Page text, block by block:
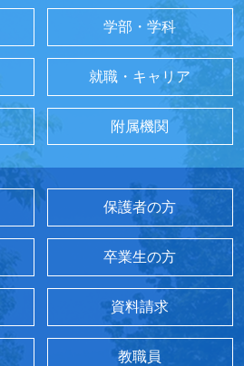
学部・学科
就職・キャリア
附属機関
保護者の方
卒業生の方
資料請求
教職員